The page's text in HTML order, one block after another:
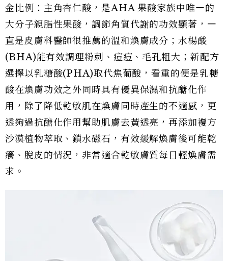
金比例：主角杏仁酸，是AHA 果酸家族中唯㇐的
大分子親脂性果酸，調節角質代謝的功效顯著，㇐
直是皮膚科醫師很推薦的溫和煥膚成分；水楊酸
(BHA)能有效調理粉刺、痘痘、毛孔粗大；新配方
選擇以乳糖酸(PHA)取代焦葡酸，看重的便是乳糖
酸在煥膚功效之外同時具有優異保濕和抗醣化作
用，除了降低乾敏肌在煥膚同時產生的不適感，更
透夠過抗醣化作用幫助肌膚去黃透亮，再添加複方
沙漠植物萃取、鎖水磁石，有效緩解煥膚後可能乾
癢、脫皮的情況，非常適合乾敏膚質每日輕煥膚需
求。